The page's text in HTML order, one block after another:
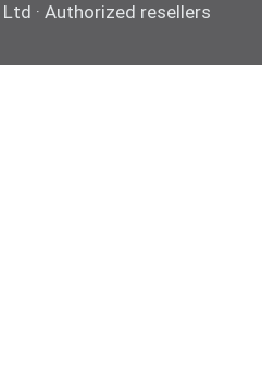
· Authorized resellers